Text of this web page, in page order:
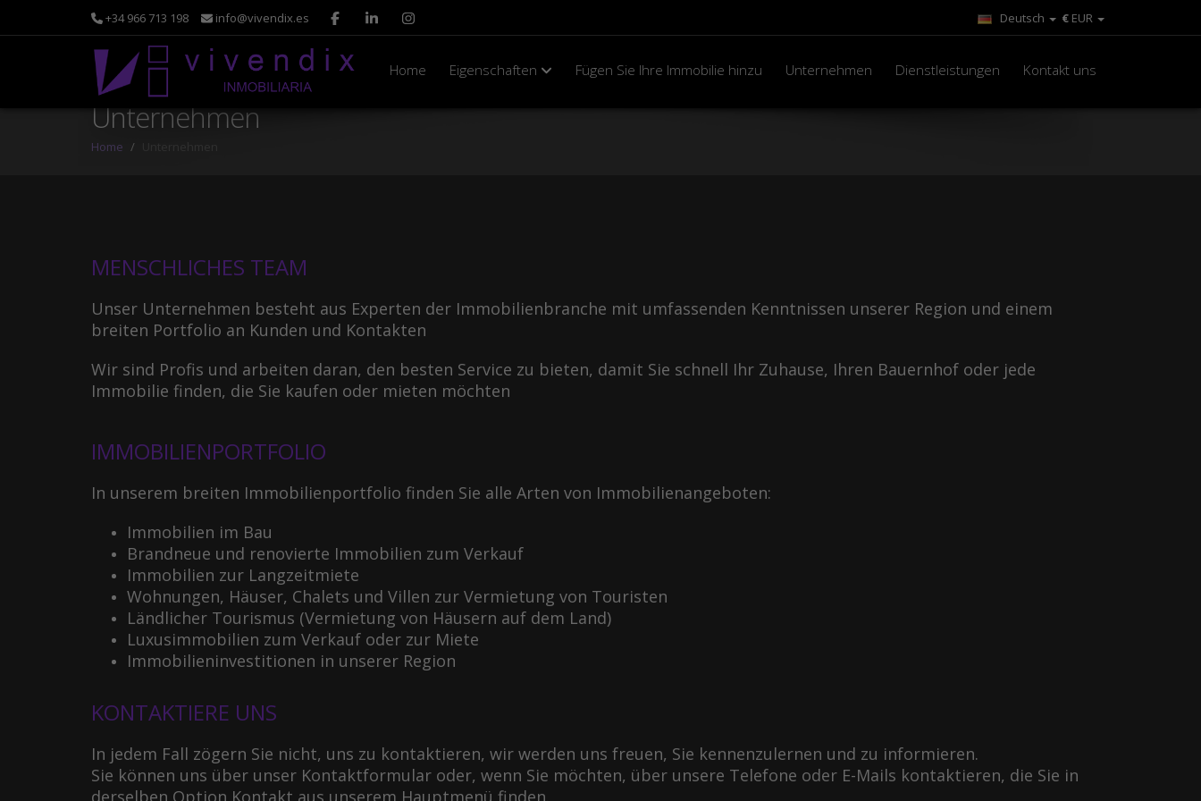
+34 966 713 198 info@vivendix.es € EUR
Deutsch
Home Eigenschaften Fügen Sie Ihre Immobilie hinzu Unternehmen Dienstleistungen Kontakt uns
Unternehmen
Home
MENSCHLICHES TEAM
Unser Unternehmen besteht aus Experten der Immobilienbranche mit umfassenden Kenntnissen unserer Region und einem
breiten Portfolio an Kunden und Kontakten
Wir sind Profis und arbeiten daran, den besten Service zu bieten, damit Sie schnell Ihr Zuhause, Ihren Bauernhof oder jede
Immobilie finden, die Sie kaufen oder mieten möchten
IMMOBILIENPORTFOLIO
In unserem breiten Immobilienportfolio finden Sie alle Arten von Immobilienangeboten:
Immobilien im Bau
Brandneue und renovierte Immobilien zum Verkauf
Immobilien zur Langzeitmiete
Wohnungen, Häuser, Chalets und Villen zur Vermietung von Touristen
Ländlicher Tourismus (Vermietung von Häusern auf dem Land)
Luxusimmobilien zum Verkauf oder zur Miete
Immobilieninvestitionen in unserer Region
KONTAKTIERE UNS
In jedem Fall zögern Sie nicht, uns zu kontaktieren, wir werden uns freuen, Sie kennenzulernen und zu informieren.
Sie können uns über unser Kontaktformular oder, wenn Sie möchten, über unsere Telefone oder E-Mails kontaktieren, die Sie in
derselben Option Kontakt aus unserem Hauptmenü finden.